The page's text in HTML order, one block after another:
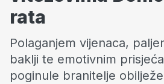
rata
Polaganjem vijenaca,
baklji te emotivnim
poginule branitelje